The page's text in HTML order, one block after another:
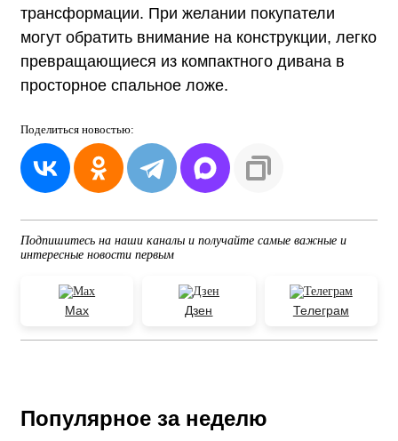
трансформации. При желании покупатели
могут обратить внимание на конструкции, легко
превращающиеся из компактного дивана в
просторное спальное ложе.
Поделиться новостью:
Подпишитесь на наши каналы и получайте самые важные и
интересные новости первым
Max Дзен Телеграм
Популярное за неделю